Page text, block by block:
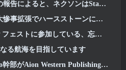
クソンはStarCraftシューター開発チームを結成した
張でハースストーンに戻ってくる
、忘れてしまったかもしれない基本プレイ無料のゲーム
る航海を目指しています
Aion Western Publishingを率いる 2